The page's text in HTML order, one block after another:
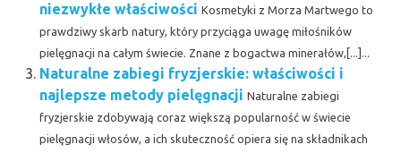
niezwykłe właściwości Kosmetyki z Morza Martwego to
prawdziwy skarb natury, który przyciąga uwagę miłośników
pielęgnacji na całym świecie. Znane z bogactwa minerałów,[...]...
Naturalne zabiegi fryzjerskie: właściwości i
najlepsze metody pielęgnacji Naturalne zabiegi
fryzjerskie zdobywają coraz większą popularność w świecie
pielęgnacji włosów, a ich skuteczność opiera się na składnikach